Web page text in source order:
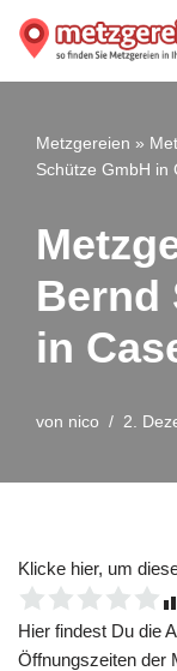
Zum
Metzgereien »
Schütze GmbH in
Bernd
in
von nico 2.
Klicke hier, um
Hier findest Du die
Öffnungszeiten der